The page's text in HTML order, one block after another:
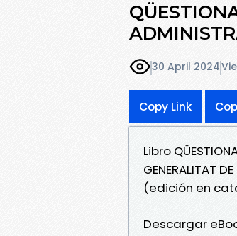
30 April 2024
Copy Link
Libro
GENERALITAT
(edición en
Descargar